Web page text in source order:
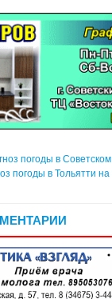
погоды в
погоды в Тольятти на